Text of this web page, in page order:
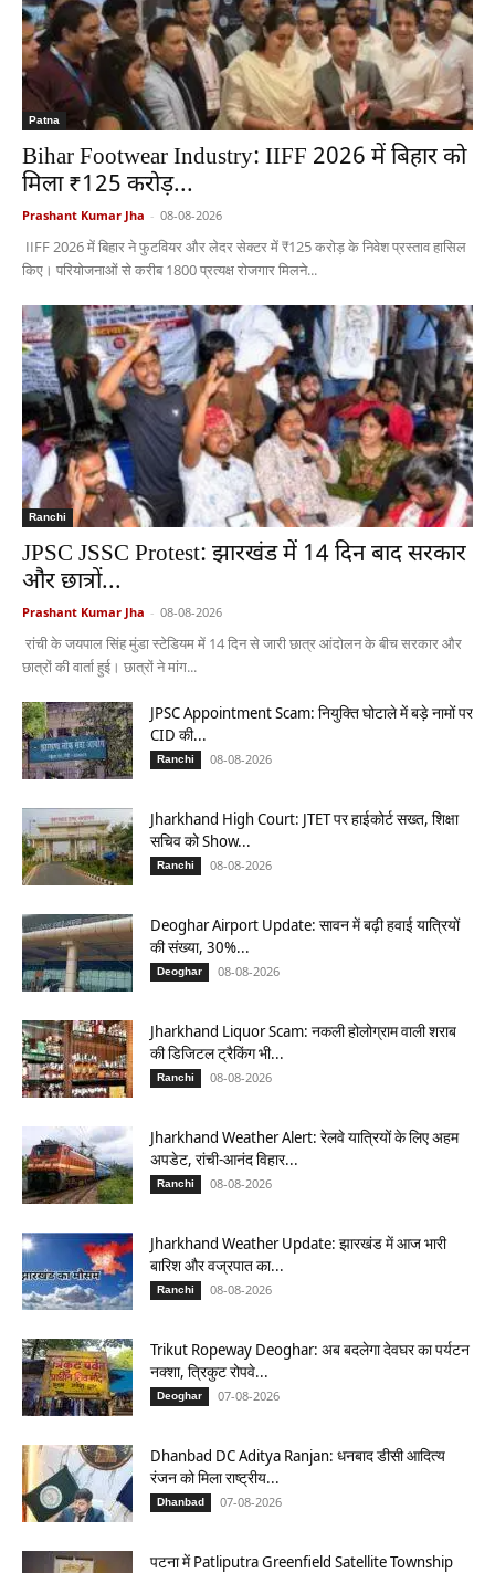
Patna
Bihar Footwear Industry: IIFF 2026 में बिहार को
मिला ₹125 करोड़...
Prashant Kumar Jha - 08-08-2026
IIFF 2026 में बिहार ने फुटवियर और लेदर सेक्टर में ₹125 करोड़ के निवेश प्रस्ताव हासिल
किए। परियोजनाओं से करीब 1800 प्रत्यक्ष रोजगार मिलने...
Ranchi
JPSC JSSC Protest: झारखंड में 14 दिन बाद सरकार
और छात्रों...
Prashant Kumar Jha - 08-08-2026
रांची के जयपाल सिंह मुंडा स्टेडियम में 14 दिन से जारी छात्र आंदोलन के बीच सरकार और
छात्रों की वार्ता हुई। छात्रों ने मांग...
JPSC Appointment Scam: नियुक्ति घोटाले में बड़े नामों पर
CID की...
Ranchi 08-08-2026
Jharkhand High Court: JTET पर हाईकोर्ट सख्त, शिक्षा
सचिव को Show...
Ranchi 08-08-2026
Deoghar Airport Update: सावन में बढ़ी हवाई यात्रियों
की संख्या, 30%...
Deoghar 08-08-2026
Jharkhand Liquor Scam: नकली होलोग्राम वाली शराब
की डिजिटल ट्रैकिंग भी...
Ranchi 08-08-2026
Jharkhand Weather Alert: रेलवे यात्रियों के लिए अहम
अपडेट, रांची-आनंद विहार...
Ranchi 08-08-2026
Jharkhand Weather Update: झारखंड में आज भारी
बारिश और वज्रपात का...
Ranchi 08-08-2026
Trikut Ropeway Deoghar: अब बदलेगा देवघर का पर्यटन
नक्शा, त्रिकुट रोपवे...
Deoghar 07-08-2026
Dhanbad DC Aditya Ranjan: धनबाद डीसी आदित्य
रंजन को मिला राष्ट्रीय...
Dhanbad 07-08-2026
पटना में Patliputra Greenfield Satellite Township